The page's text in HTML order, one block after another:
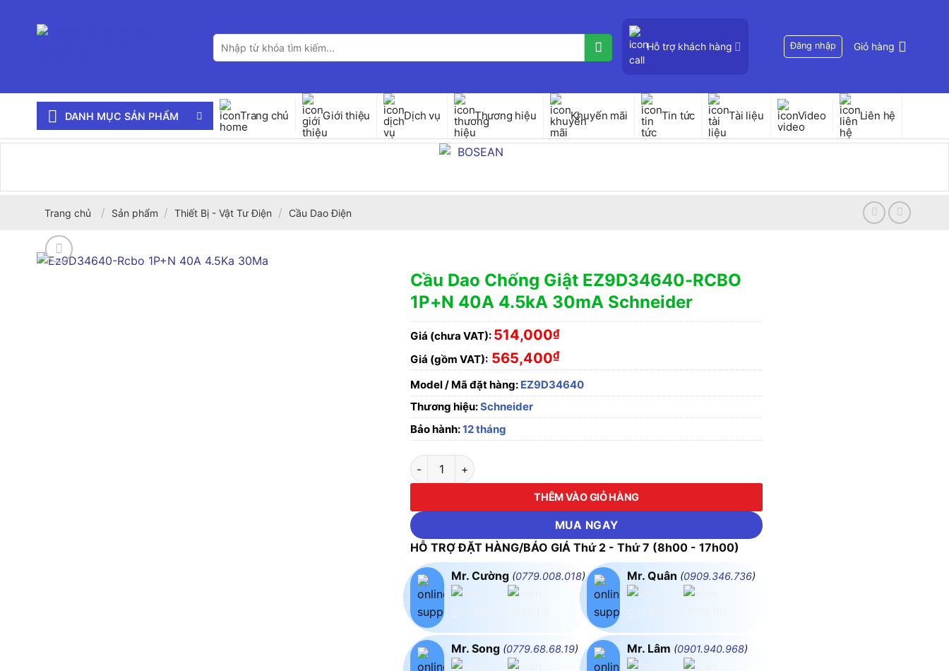
Tìm
kiếm:
Hỗ trợ khách hàng Đăng nhập Giỏ hàng
DANH MỤC SẢN PHẨM Trang chủ Giới thiệu Dịch vụ Thương hiệu Khuyến mãi Tin tức Tài liệu Video Liên hệ
Trang chủ / Sản phẩm / Thiết Bị - Vật Tư Điện / Cầu Dao Điện
Cầu Dao Chống Giật EZ9D34640-RCBO
1P+N 40A 4.5kA 30mA Schneider
Giá (chưa VAT): 514,000₫
Giá (gồm VAT): 565,400₫
Model / Mã đặt hàng: EZ9D34640
Thương hiệu:Schneider
Bảo hành:12 tháng
Cầu Dao Chống Giật EZ9D34640-RCBO 1P+N 40A 4.5kA 30mA Schneider số lượng
THÊM VÀO GIỎ HÀNG
MUA NGAY
HỖ TRỢ ĐẶT HÀNG/BÁO GIÁ Thứ 2 - Thứ 7 (8h00 - 17h00)
Mr. Cường (0779.008.018)
Mr. Song (0779.68.68.19)
Mr. Quân (0909.346.736)
Mr. Lâm (0901.940.968)